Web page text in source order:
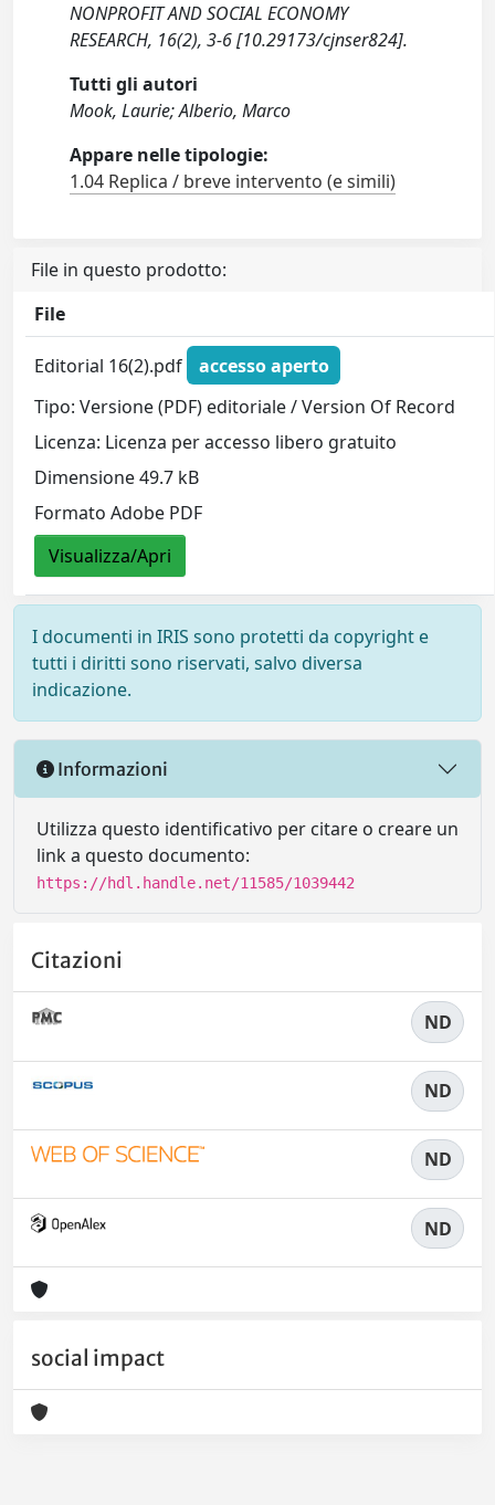
NONPROFIT AND SOCIAL ECONOMY
RESEARCH, 16(2), 3-6 [10.29173/cjnser824].
Tutti gli autori
Mook, Laurie; Alberio, Marco
Appare nelle tipologie:
1.04 Replica / breve intervento (e simili)
File in questo prodotto:
File
Editorial 16(2).pdf
accesso aperto
Tipo: Versione (PDF) editoriale / Version Of Record
Licenza: Licenza per accesso libero gratuito
Dimensione 49.7 kB
Formato Adobe PDF
Visualizza/Apri
I documenti in IRIS sono protetti da copyright e
tutti i diritti sono riservati, salvo diversa
indicazione.
Informazioni
Utilizza questo identificativo per citare o creare un
link a questo documento:
https://hdl.handle.net/11585/1039442
Citazioni
ND
ND
ND
ND
social impact